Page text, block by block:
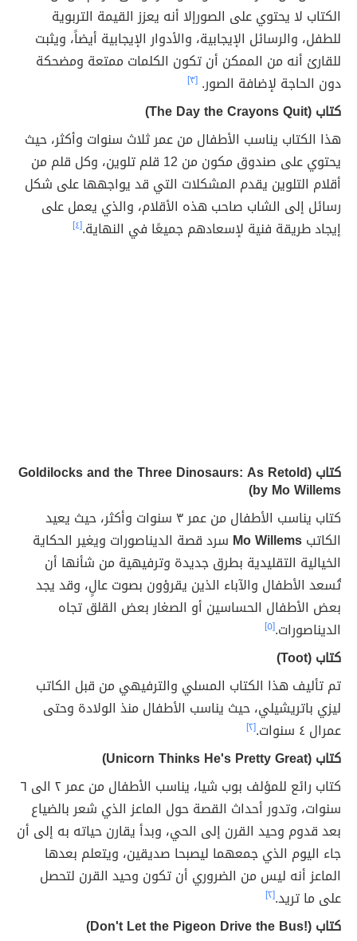
الكتاب لا يحتوي على الصورإلا أنه يعزز القيمة التربوية
للطفل، والرسائل الإيجابية، والأدوار الإيجابية أيضاً، ويثبت
للقارئ أنه من الممكن أن تكون الكلمات ممتعة ومضحكة
دون الحاجة لإضافة الصور. [٣]
كتاب (The Day the Crayons Quit)
هذا الكتاب يناسب الأطفال من عمر ثلاث سنوات وأكثر، حيث
يحتوي على صندوق مكون من 12 قلم تلوين، وكل قلم من
أقلام التلوين يقدم المشكلات التي قد يواجهها على شكل
رسائل إلى الشاب صاحب هذه الأقلام، والذي يعمل على
إيجاد طريقة فنية لإسعادهم جميعًا في النهاية.[٤]
كتاب (Goldilocks and the Three Dinosaurs: As Retold
by Mo Willems)
كتاب يناسب الأطفال من عمر ٣ سنوات وأكثر، حيث يعيد
الكاتبMo Willems سرد قصة الديناصورات ويغير الحكاية
الخيالية التقليدية بطرق جديدة وترفيهية من شأنها أن
تُسعد الأطفال والآباء الذين يقرؤون بصوت عالٍ، وقد يجد
بعض الأطفال الحساسين أو الصغار بعض القلق تجاه
الديناصورات.[٥]
كتاب (Toot)
تم تأليف هذا الكتاب المسلي والترفيهي من قبل الكاتب
ليزي باتريشيلي، حيث يناسب الأطفال منذ الولادة وحتى
عمرال ٤ سنوات.
[٢]
كتاب (Unicorn Thinks He's Pretty Great)
كتاب رائع للمؤلف بوب شيا، يناسب الأطفال من عمر ٢ الى ٦
سنوات، وتدور أحداث القصة حول الماعز الذي شعر بالضياع
بعد قدوم وحيد القرن إلى الحي، وبدأ يقارن حياته به إلى أن
جاء اليوم الذي جمعهما ليصبحا صديقين، ويتعلم بعدها
الماعز أنه ليس من الضروري أن تكون وحيد القرن لتحصل
على ما تريد.[٢]
كتاب (!Don't Let the Pigeon Drive the Bus)